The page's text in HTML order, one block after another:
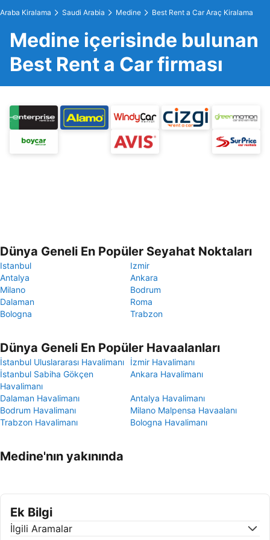
Araba Kiralama Saudi Arabia Medine Best Rent a Car Araç Kiralama
Medine içerisinde bulunan
Best Rent a Car firması
Dünya Geneli En Popüler Seyahat Noktaları
Istanbul
Izmir
Antalya
Ankara
Milano
Bodrum
Dalaman
Roma
Bologna
Trabzon
Dünya Geneli En Popüler Havaalanları
İstanbul Uluslararası Havalimanı
İzmir Havalimanı
İstanbul Sabiha Gökçen
Havalimanı
Ankara Havalimanı
Dalaman Havalimanı
Antalya Havalimanı
Bodrum Havalimanı
Milano Malpensa Havaalanı
Trabzon Havalimanı
Bologna Havalimanı
Medine'nın yakınında
Ek Bilgi
İlgili Aramalar